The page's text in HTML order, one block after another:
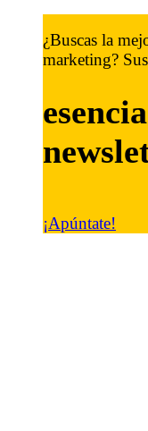
¿Buscas la
marketing?
¡Apúntate!